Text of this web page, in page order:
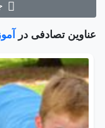
عناوین تصادفی در